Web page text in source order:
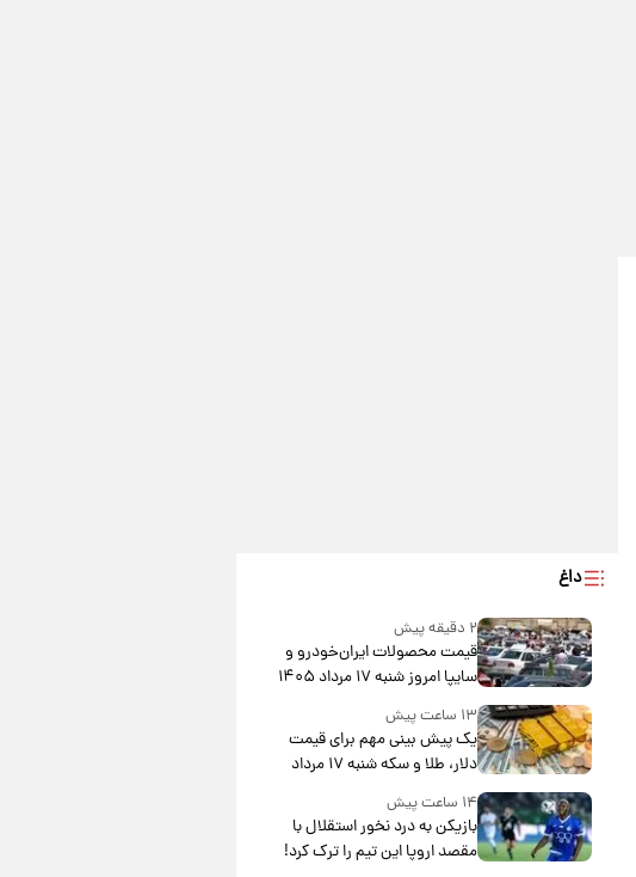
داغ
۲ دقیقه پیش
قیمت محصولات ایران‌خودرو و
سایپا امروز شنبه ۱۷ مرداد ۱۴۰۵
۱۳ ساعت پیش
یک پیش ‌بینی مهم برای قیمت
دلار، طلا و سکه شنبه ۱۷ مرداد
۱۴۰۵
۱۴ ساعت پیش
بازیکن به درد نخور استقلال با
مقصد اروپا این تیم را ترک کرد!